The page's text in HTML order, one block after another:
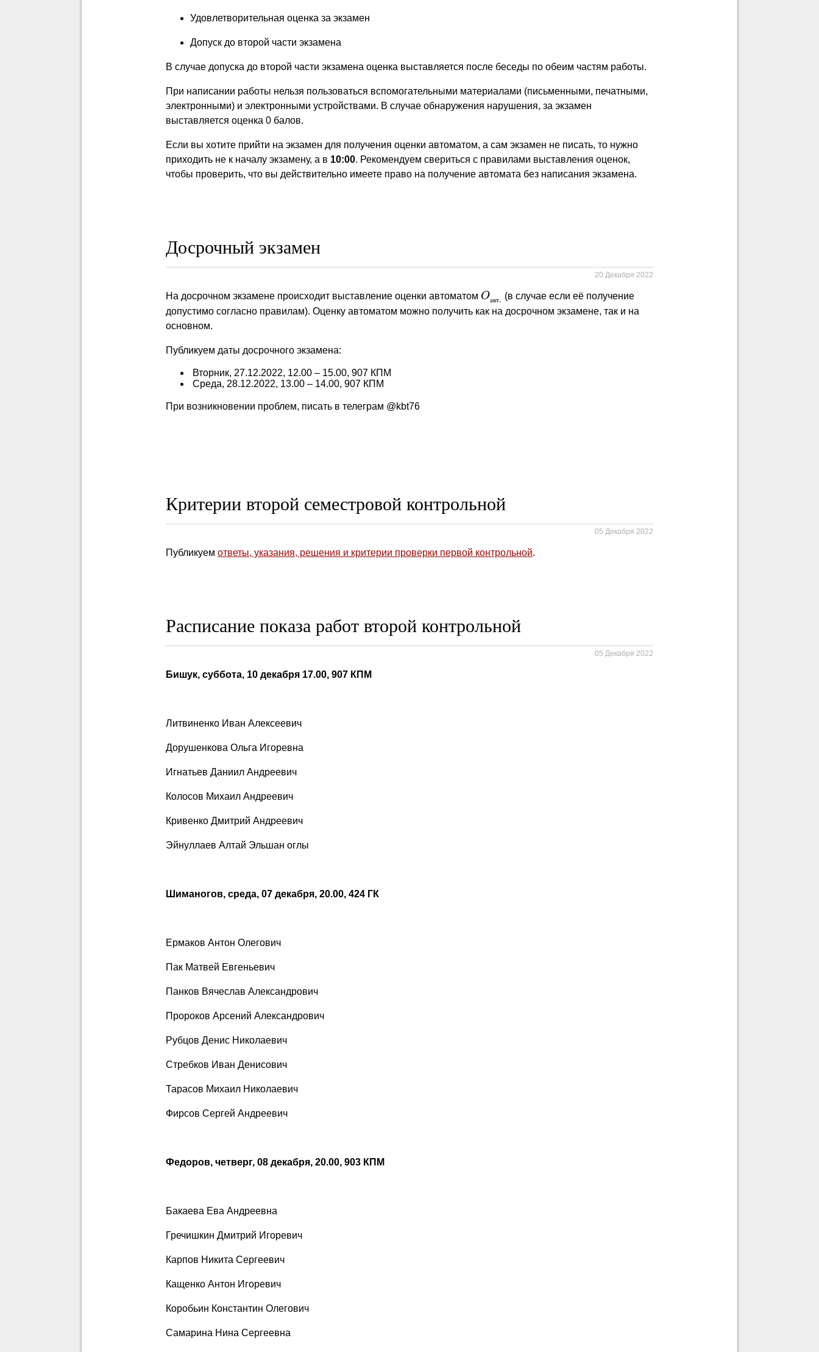
Удовлетворительная оценка за экзамен
Допуск до второй части экзамена
В случае допуска до второй части экзамена оценка выставляется после беседы по обеим частям работы.
При написании работы нельзя пользоваться вспомогательными материалами (письменными, печатными,
электронными) и электронными устройствами. В случае обнаружения нарушения, за экзамен
выставляется оценка 0 балов.
Если вы хотите прийти на экзамен для получения оценки автоматом, а сам экзамен не писать, то нужно
приходить не к началу экзамену, а в 10:00. Рекомендуем свериться с правилами выставления оценок,
чтобы проверить, что вы действительно имеете право на получение автомата без написания экзамена.
Досрочный экзамен
20 Декабря 2022
На досрочном экзамене происходит выставление оценки автоматом Oавт.
Oавт. (в случае если её получение
допустимо согласно правилам). Оценку автоматом можно получить как на досрочном экзамене, так и на
основном.
Публикуем даты досрочного экзамена:
Вторник, 27.12.2022, 12.00 – 15.00, 907 КПМ
Среда, 28.12.2022, 13.00 – 14.00, 907 КПМ
При возникновении проблем, писать в телеграм @kbt76
Критерии второй семестровой контрольной
05 Декабря 2022
Публикуем ответы, указания, решения и критерии проверки первой контрольной.
Расписание показа работ второй контрольной
05 Декабря 2022
Бишук, суббота, 10 декабря 17.00, 907 КПМ
Литвиненко Иван Алексеевич
Дорушенкова Ольга Игоревна
Игнатьев Даниил Андреевич
Колосов Михаил Андреевич
Кривенко Дмитрий Андреевич
Эйнуллаев Алтай Эльшан оглы
Шиманогов, среда, 07 декабря, 20.00, 424 ГК
Ермаков Антон Олегович
Пак Матвей Евгеньевич
Панков Вячеслав Александрович
Пророков Арсений Александрович
Рубцов Денис Николаевич
Стребков Иван Денисович
Тарасов Михаил Николаевич
Фирсов Сергей Андреевич
Федоров, четверг, 08 декабря, 20.00, 903 КПМ
Бакаева Ева Андреевна
Гречишкин Дмитрий Игоревич
Карпов Никита Сергеевич
Кащенко Антон Игоревич
Коробьин Константин Олегович
Самарина Нина Сергеевна